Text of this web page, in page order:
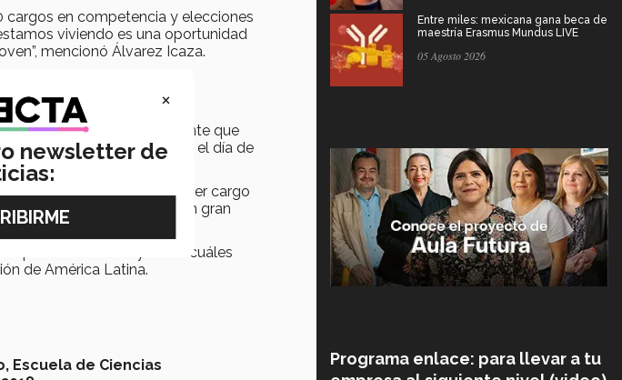
cargos en competencia y elecciones
viviendo es una oportunidad
mencionó Álvarez Icaza.
por ti?
esto que es tan importante que
el dilema no es lo que pasa el día de
para éste, se va a hacer cargo
este país va a depender en gran
puedan conocer y saber cuáles
de América Latina.
Escuela de Ciencias
Entre miles: mexicana gana beca de
maestría Erasmus Mundus LIVE
05 Agosto 2026
Programa enlace: para llevar a tu
×
newsletter de